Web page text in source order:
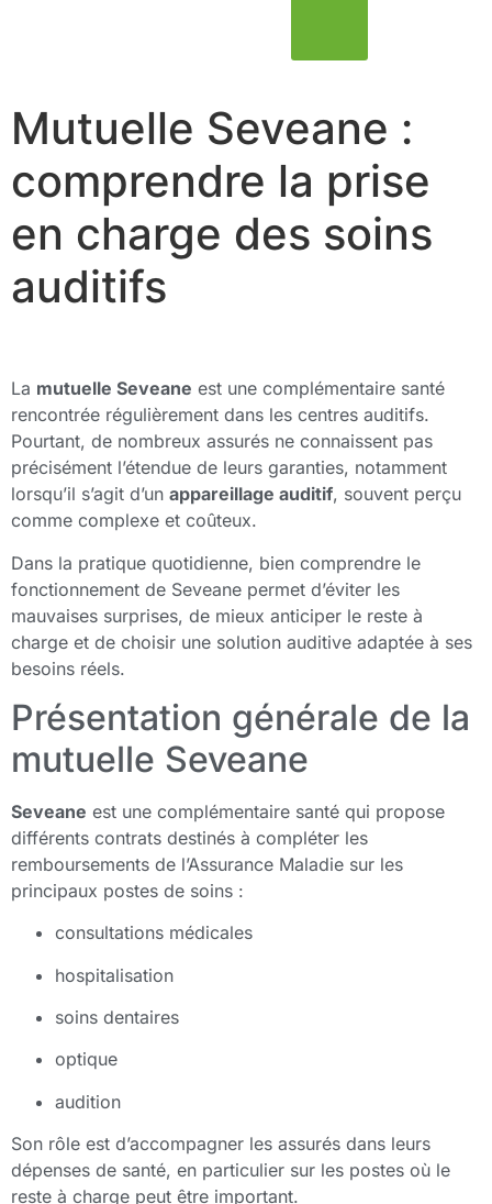
Mutuelle Seveane :
comprendre la prise
en charge des soins
auditifs
La mutuelle Seveane est une complémentaire santé
rencontrée régulièrement dans les centres auditifs.
Pourtant, de nombreux assurés ne connaissent pas
précisément l’étendue de leurs garanties, notamment
lorsqu’il s’agit d’un appareillage auditif, souvent perçu
comme complexe et coûteux.
Dans la pratique quotidienne, bien comprendre le
fonctionnement de Seveane permet d’éviter les
mauvaises surprises, de mieux anticiper le reste à
charge et de choisir une solution auditive adaptée à ses
besoins réels.
Présentation générale de la
mutuelle Seveane
Seveane est une complémentaire santé qui propose
différents contrats destinés à compléter les
remboursements de l’Assurance Maladie sur les
principaux postes de soins :
consultations médicales
hospitalisation
soins dentaires
optique
audition
Son rôle est d’accompagner les assurés dans leurs
dépenses de santé, en particulier sur les postes où le
reste à charge peut être important.